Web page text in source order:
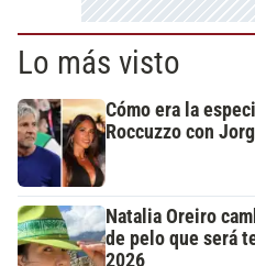
Lo más visto
Cómo era la
Roccuzzo con
Natalia Oreiro
de pelo que será
2026